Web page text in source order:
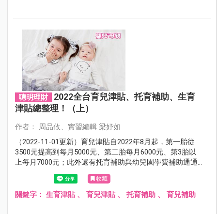
聰明理財
2022全台育兒津貼、托育補助、生育
津貼總整理！（上）
作者： 周品攸、實習編輯 梁妤如
（2022-11-01更新）育兒津貼自2022年8月起，第一胎從
3500元提高到每月5000元、第二胎每月6000元、第3胎以
上每月7000元；此外還有托育補助與幼兒園學費補助通通
再加碼，讓爸媽領好領滿！本文整理了2022最新育兒補
助、生育津貼，還有各縣市加碼的津貼補助金額，看完秒
懂！
收藏
關鍵字： 生育津貼、 育兒津貼、 托育補助 、 育兒補助